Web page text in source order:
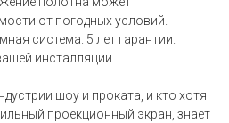
от погодных условий.
система. 5 лет гарантии.
инсталляции.
шоу и проката, и кто хотя
проекционный экран, знает